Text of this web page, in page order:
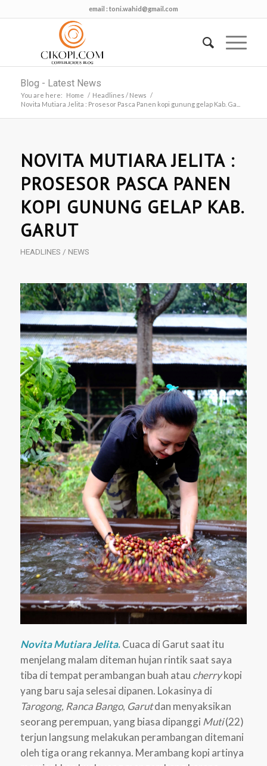
email : toni.wahid@gmail.com
Blog - Latest News
You are here: Home / Headlines / News /
Novita Mutiara Jelita : Prosesor Pasca Panen kopi gunung gelap Kab. Ga...
NOVITA MUTIARA JELITA :
PROSESOR PASCA PANEN
KOPI GUNUNG GELAP KAB.
GARUT
HEADLINES / NEWS
Novita Mutiara Jelita.Cuaca di Garut saat itu
menjelang malam diteman hujan rintik saat saya
tiba di tempat perambangan buah atau cherrykopi
yang baru saja selesai dipanen. Lokasinya di
Tarogong, Ranca Bango, Garutdan menyaksikan
seorang perempuan, yang biasa dipanggi Muti(22)
terjun langsung melakukan perambangan ditemani
oleh tiga orang rekannya. Merambang kopi artinya